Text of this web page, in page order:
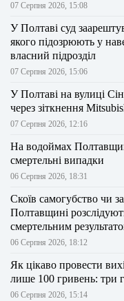
07 Серпня 2026, 15:08
У Полтаві суд
якого підозрюють у
власний підрозділ
07 Серпня 2026, 15:06
У Полтаві на вулиці
через зіткнення
07 Серпня 2026, 12:16
На водоймах
смертельні випадки
06 Серпня 2026, 18:31
Скоїв самогубство чи
Полтавщині
смертельним
06 Серпня 2026, 18:12
Як цікаво провести
лише 100 гривень: три
06 Серпня 2026, 15:14